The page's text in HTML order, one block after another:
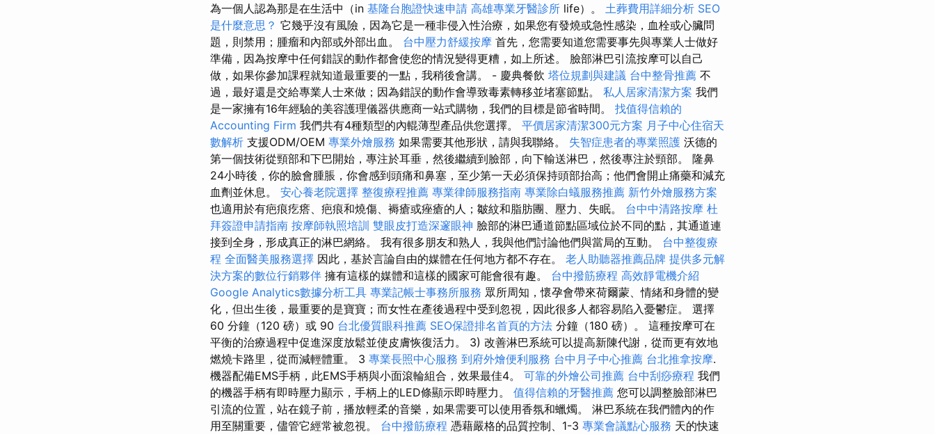
為一個人認為那是在生活中（in 基隆台胞證快速申請 高雄專業牙醫診所 life）。 土葬費用詳細分析 SEO
是什麼意思？ 它幾乎沒有風險，因為它是一種非侵入性治療，如果您有發燒或急性感染，血栓或心臟問
題，則禁用；腫瘤和內部或外部出血。 台中壓力舒緩按摩 首先，您需要知道您需要事先與專業人士做好
準備，因為按摩中任何錯誤的動作都會使您的情況變得更糟，如上所述。 臉部淋巴引流按摩可以自己
做，如果你參加課程就知道最重要的一點，我稍後會講。 - 慶典餐飲 塔位規劃與建議 台中整骨推薦 不
過，最好還是交給專業人士來做；因為錯誤的動作會導致毒素轉移並堵塞節點。 私人居家清潔方案 我們
是一家擁有16年經驗的美容護理儀器供應商一站式購物，我們的目標是節省時間。 找值得信賴的
Accounting Firm 我們共有4種類型的內輥薄型產品供您選擇。 平價居家清潔300元方案 月子中心住宿天
數解析 支援ODM/OEM 專業外燴服務 如果需要其他形狀，請與我聯絡。 失智症患者的專業照護 沃德的
第一個技術從頸部和下巴開始，專注於耳垂，然後繼續到臉部，向下輸送淋巴，然後專注於頸部。 隆鼻
24小時後，你的臉會腫脹，你會感到頭痛和鼻塞，至少第一天必須保持頭部抬高；他們會開止痛藥和減充
血劑並休息。 安心養老院選擇 整復療程推薦 專業律師服務指南 專業除白蟻服務推薦 新竹外燴服務方案
也適用於有疤痕疙瘩、疤痕和燒傷、褥瘡或痤瘡的人；皺紋和脂肪團、壓力、失眠。 台中中清路按摩 杜
拜簽證申請指南 按摩師執照培訓 雙眼皮打造深邃眼神 臉部的淋巴通道節點區域位於不同的點，其通道連
接到全身，形成真正的淋巴網絡。 我有很多朋友和熟人，我與他們討論他們與當局的互動。 台中整復療
程 全面醫美服務選擇 因此，基於言論自由的媒體在任何地方都不存在。 老人助聽器推薦品牌 提供多元解
決方案的數位行銷夥伴 擁有這樣的媒體和這樣的國家可能會很有趣。 台中撥筋療程 高效靜電機介紹
Google Analytics數據分析工具 專業記帳士事務所服務 眾所周知，懷孕會帶來荷爾蒙、情緒和身體的變
化，但出生後，最重要的是寶寶；而女性在產後過程中受到忽視，因此很多人都容易陷入憂鬱症。 選擇
60 分鐘（120 磅）或 90 台北優質眼科推薦 SEO保證排名首頁的方法 分鐘（180 磅）。 這種按摩可在
平衡的治療過程中促進深度放鬆並使皮膚恢復活力。 3) 改善淋巴系統可以提高新陳代謝，從而更有效地
燃燒卡路里，從而減輕體重。 3 專業長照中心服務 到府外燴便利服務 台中月子中心推薦 台北推拿按摩.
機器配備EMS手柄，此EMS手柄與小面滾輪組合，效果最佳4。 可靠的外燴公司推薦 台中刮痧療程 我們
的機器手柄有即時壓力顯示，手柄上的LED條顯示即時壓力。 值得信賴的牙醫推薦 您可以調整臉部淋巴
引流的位置，站在鏡子前，播放輕柔的音樂，如果需要可以使用香氛和蠟燭。 淋巴系統在我們體內的作
用至關重要，儘管它經常被忽視。 台中撥筋療程 憑藉嚴格的品質控制、1-3 專業會議點心服務 天的快速